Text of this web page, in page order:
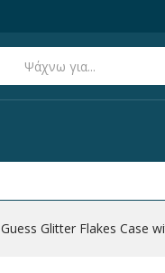
Guess Glitter Flakes Case